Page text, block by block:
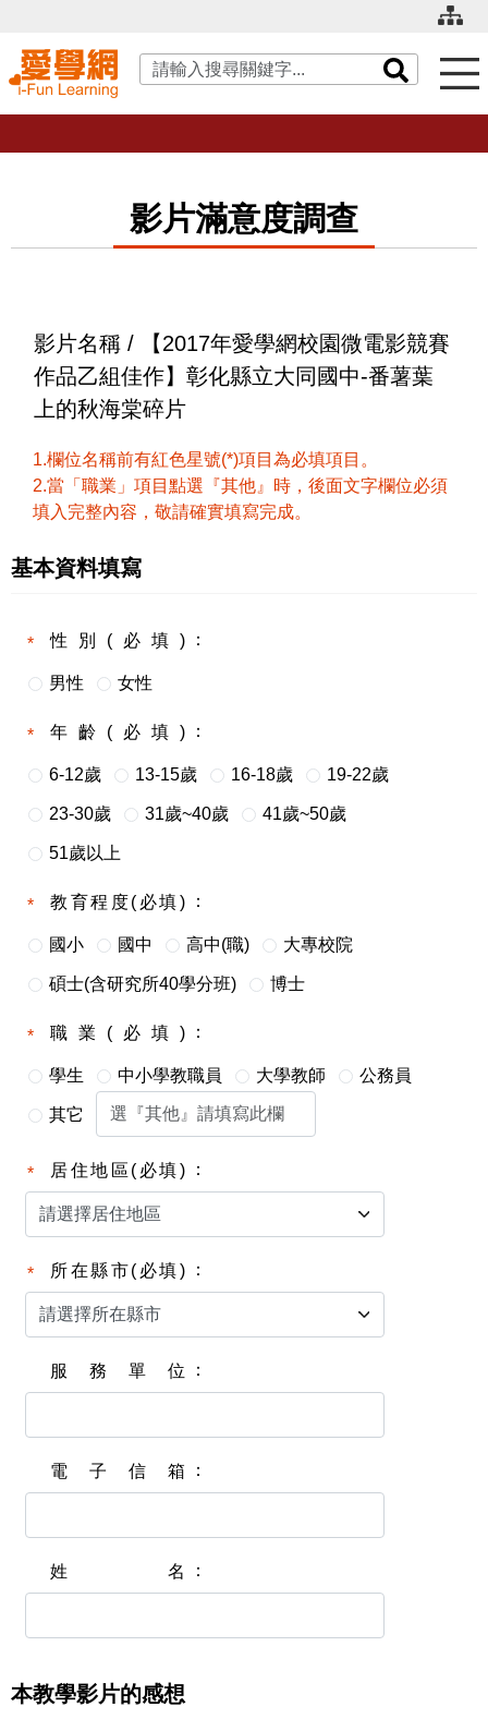
關鍵字搜尋
影片滿意度調查
影片名稱 / 【2017年愛學網校園微電影競賽
作品乙組佳作】彰化縣立大同國中-番薯葉
上的秋海棠碎片
1.欄位名稱前有紅色星號(*)項目為必填項目。
2.當「職業」項目點選『其他』時，後面文字欄位必須
填入完整內容，敬請確實填寫完成。
基本資料填寫
性別(必填)
男性 女性
年齡(必填)
6-12歲 13-15歲 16-18歲 19-22歲
23-30歲 31歲~40歲 41歲~50歲
51歲以上
教育程度(必填)
國小 國中 高中(職) 大專校院
碩士(含研究所40學分班) 博士
職業(必填)
學生 中小學教職員 大學教師 公務員
其它
居住地區(必填)
所在縣市(必填)
服務單位
電子信箱
姓名
本教學影片的感想